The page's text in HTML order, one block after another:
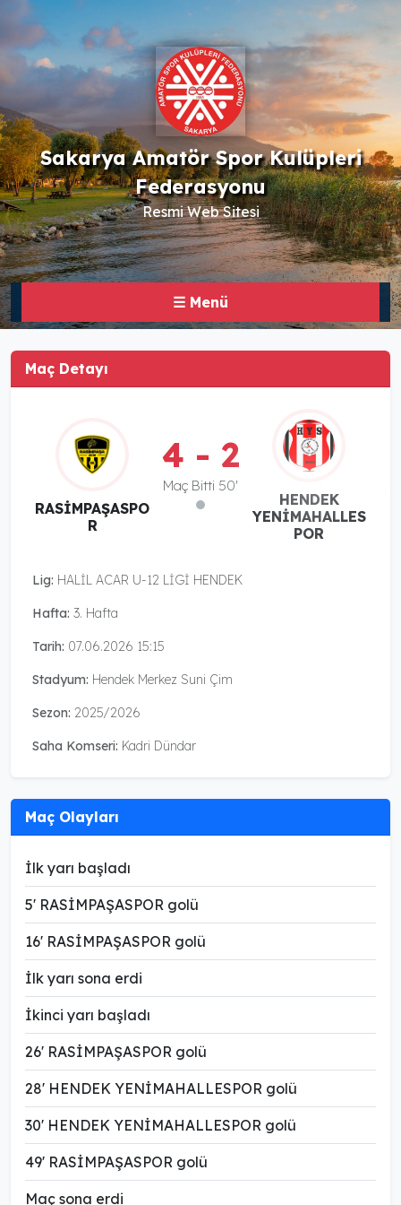
Sakarya Amatör Spor Kulüpleri
Federasyonu
Resmi Web Sitesi
☰ Menü
Maç Detayı
RASİMPAŞASPO
R
4 - 2
Maç Bitti 50'
HENDEK
YENİMAHALLES
POR
Lig: HALİL ACAR U-12 LİGİ HENDEK
Hafta: 3. Hafta
Tarih: 07.06.2026 15:15
Stadyum: Hendek Merkez Suni Çim
Sezon: 2025/2026
Saha Komseri: Kadri Dündar
Maç Olayları
İlk yarı başladı
5' RASİMPAŞASPOR golü
16' RASİMPAŞASPOR golü
İlk yarı sona erdi
İkinci yarı başladı
26' RASİMPAŞASPOR golü
28' HENDEK YENİMAHALLESPOR golü
30' HENDEK YENİMAHALLESPOR golü
49' RASİMPAŞASPOR golü
Maç sona erdi